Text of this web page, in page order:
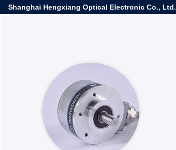
Shanghai Hengxiang Optical Electronic Co., Ltd.